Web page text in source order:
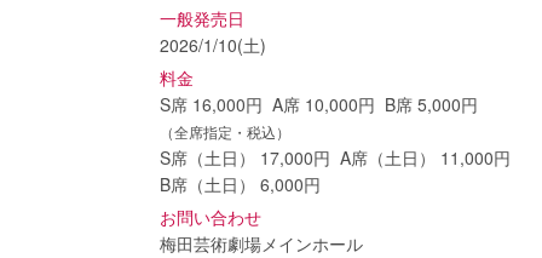
一般発売日
2026/1/10(土)
料金
S席 16,000円 A席 10,000円 B席 5,000円
（全席指定・税込）
S席（土日） 17,000円 A席（土日） 11,000円
B席（土日） 6,000円
お問い合わせ
梅田芸術劇場メインホール